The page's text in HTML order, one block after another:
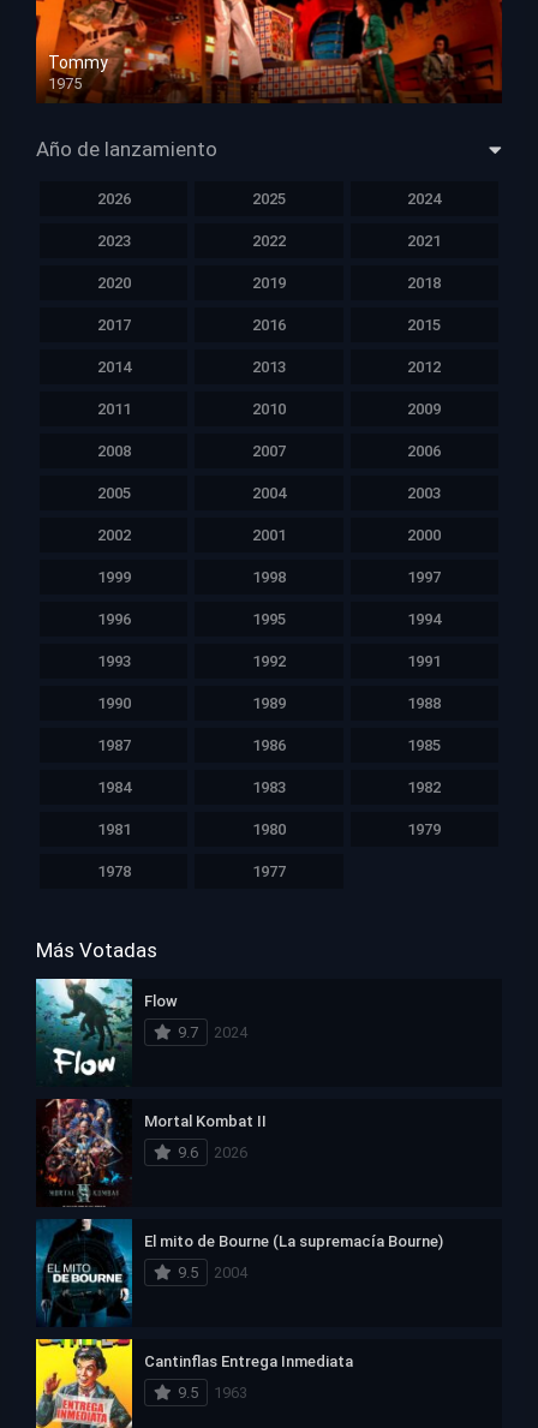
Tommy
1975
HD 1080p
Año de lanzamiento
2026 2025 2024
2023 2022 2021
2020 2019 2018
2017 2016 2015
2014 2013 2012
2011 2010 2009
2008 2007 2006
2005 2004 2003
2002 2001 2000
1999 1998 1997
1996 1995 1994
1993 1992 1991
1990 1989 1988
1987 1986 1985
1984 1983 1982
1981 1980 1979
1978 1977
Más Votadas
Flow
9.7
2024
Mortal Kombat II
9.6
2026
El mito de Bourne (La supremacía Bourne)
9.5
2004
Cantinflas Entrega Inmediata
9.5
1963